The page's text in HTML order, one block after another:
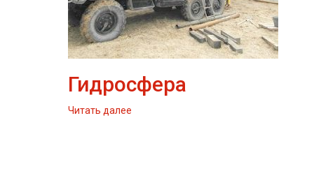
Гидросфера
Читать далее